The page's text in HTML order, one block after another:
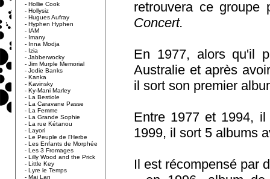
- Hollie Cook
- Hollysiz
- Hugues Aufray
- Hyphen Hyphen
- IAM
- Imany
- Inna Modja
- Izia
- Jabberwocky
- Jim Murple Memorial
- Jodie Banks
- Kanka
- Kavinsky
- Ky-Mani Marley
- La Bestiole
- La Caravane Passe
- La Femme
- La Grande Sophie
- La rue Kétanou
- Layori
- Le Peuple de l'Herbe
- Les Enfants de Morphée
- Les 3 Fromages
- Lilly Wood and the Prick
- Little Key
- Lyre le Temps
- Mai Lan
retrouvera ce groupe
Concert.
En 1977, alors qu'il
Australie et après
il sort son premier
Entre 1977 et 1994,
1999, il sort 5 albums
Il est récompensé par